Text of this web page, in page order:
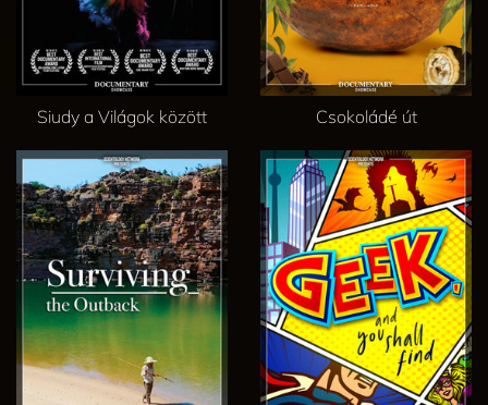
Siudy a Világok között Csokoládé út